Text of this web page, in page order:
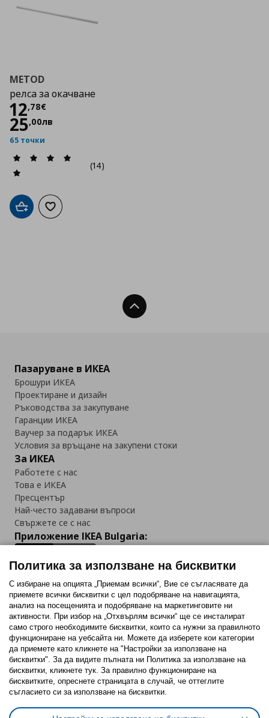
METOD
релса за окачване
12,78€
Цена
25,00лв
65 точки
(14)
Добави в кошницата
Добави към списъка с любими
Нагоре
Пазаруване в ИКЕА
Брошури ИКЕА
Проектиране и дизайн
Ръководства за закупуване
Гаранции ИКЕА
Ваучер за подарък ИКЕА
Условия за връщане на закупени стоки
За ИКЕА
Работете с нас
Това е ИКЕА
Пресцентър
Най-често задавани въпроси
Свържете се с нас
Приложение IKEA Bulgaria:
Последвайте ни:
FacebookTwitterYoutubePinterestInstagram
Политика за използване на бисквитки (Cookies)
Избор на настройки за използване на бисквитки
Политика за използване на бисквитки
С избиране на опцията „Приемам всички“, Вие се съгласявате да
приемете всички бисквитки с цел подобряване на навигацията,
анализ на посещенията и подобряване на маркетинговите ни
активности. При избор на „Отхвърлям всички“ ще се инсталират
само строго необходимитe бисквитки, които са нужни за правилното
функциониране на уебсайта ни. Можете да изберете кои категории
да приемете като кликнете на "Настройки за използване на
бисквитки". За да видите пълната ни Политика за използване на
бисквитки, кликнете тук. За правилно функциониране на
бисквитките, опреснете страницата в случай, че оттеглите
съгласието си за използване на бисквитки.